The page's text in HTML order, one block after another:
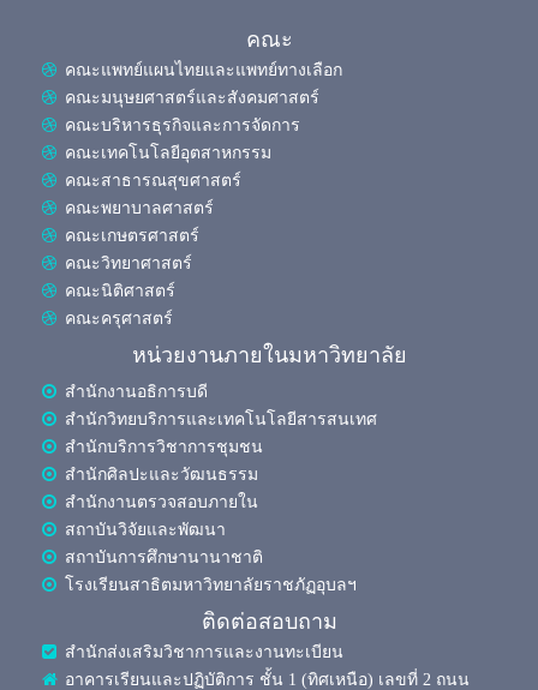
คณะ
คณะแพทย์แผนไทยและแพทย์ทางเลือก
คณะมนุษยศาสตร์และสังคมศาสตร์
คณะบริหารธุรกิจและการจัดการ
คณะเทคโนโลยีอุตสาหกรรม
คณะสาธารณสุขศาสตร์
คณะพยาบาลศาสตร์
คณะเกษตรศาสตร์
คณะวิทยาศาสตร์
คณะนิติศาสตร์
คณะครุศาสตร์
หน่วยงานภายในมหาวิทยาลัย
สำนักงานอธิการบดี
สำนักวิทยบริการและเทคโนโลยีสารสนเทศ
สำนักบริการวิชาการชุมชน
สำนักศิลปะและวัฒนธรรม
สำนักงานตรวจสอบภายใน
สถาบันวิจัยและพัฒนา
สถาบันการศึกษานานาชาติ
โรงเรียนสาธิตมหาวิทยาลัยราชภัฏอุบลฯ
ติดต่อสอบถาม
สำนักส่งเสริมวิชาการและงานทะเบียน
อาคารเรียนและปฏิบัติการ ชั้น 1 (ทิศเหนือ) เลขที่ 2 ถนน